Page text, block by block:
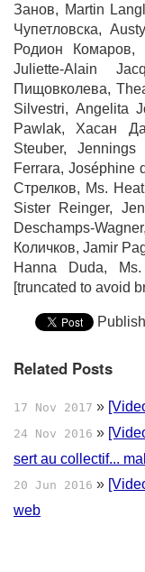
Занов, Martin
Чупетловска,
Родион Комаров,
Juliette-Alain
Пищовколева,
Silvestri, Angelita
Pawlak, Хасан
Steuber,
Ferrara, Joséphine
Стрелков, Ms.
Sister Reinger,
Deschamps-
Количков, Jamir
Hanna Duda,
[truncated to avoid
Related Posts
17 Nov 2017 »
24 Nov 2016 »
sert au collectif...
20 Jun 2016 »
web